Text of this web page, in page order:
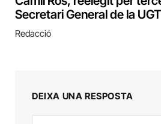
Secretari General de la
Redacció
DEIXA UNA RESPOSTA